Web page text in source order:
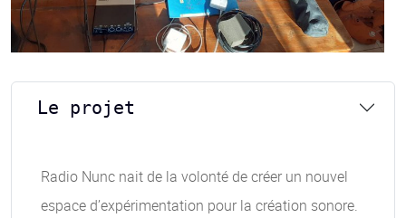
Le projet
Radio Nunc nait de la volonté de créer un nouvel
espace d’expérimentation pour la création sonore.